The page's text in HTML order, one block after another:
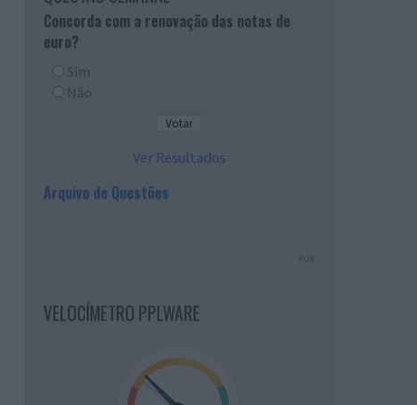
Concorda com a renovação das notas de
euro?
Sim
Não
Ver Resultados
Arquivo de Questões
PUB
VELOCÍMETRO PPLWARE